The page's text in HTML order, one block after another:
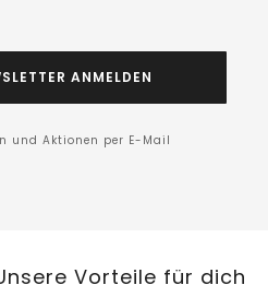
ANMELDEN
und Aktionen per E-Mail
Vorteile für dich